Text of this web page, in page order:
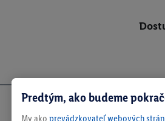
Predtým, ako budeme
My ako prevádzkovateľ webových